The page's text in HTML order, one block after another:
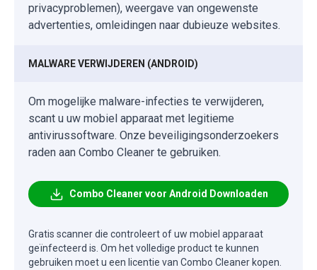
privacyproblemen), weergave van ongewenste
advertenties, omleidingen naar dubieuze websites.
MALWARE VERWIJDEREN (ANDROID)
Om mogelijke malware-infecties te verwijderen,
scant u uw mobiel apparaat met legitieme
antivirussoftware. Onze beveiligingsonderzoekers
raden aan Combo Cleaner te gebruiken.
Combo Cleaner voor Android Downloaden
Gratis scanner die controleert of uw mobiel apparaat
geïnfecteerd is. Om het volledige product te kunnen
gebruiken moet u een licentie van Combo Cleaner kopen.